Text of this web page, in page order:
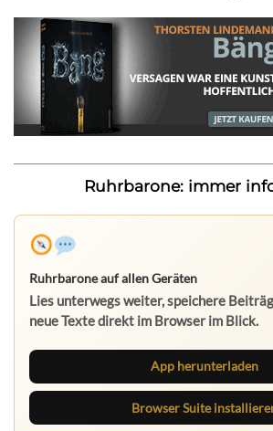
Ruhrbarone: immer
Ruhrbarone auf allen Geräten
Lies unterwegs weiter, speichere
neue Texte direkt im Browser im Blick.
App herunterladen
Browser Suite